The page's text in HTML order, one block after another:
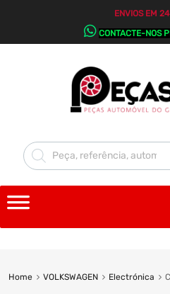
ENVIOS EM
CONTACTE-NOS
Home VOLKSWAGEN Electrónica